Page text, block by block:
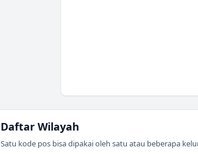
Daftar Wilayah
Satu kode pos bisa dipakai oleh satu atau beberapa